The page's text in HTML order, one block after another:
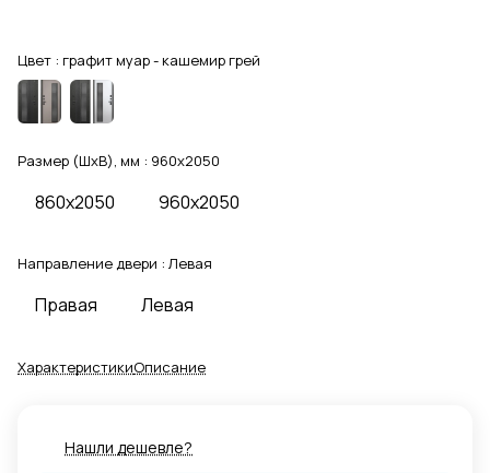
Цвет : графит муар - кашемир грей
Размер (ШхВ), мм : 960x2050
860x2050 960x2050
Направление двери : Левая
Правая Левая
ХарактеристикиОписание
Нашли дешевле?